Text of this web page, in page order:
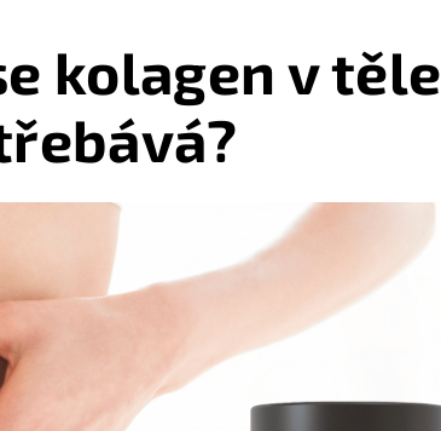
kolagen v těle